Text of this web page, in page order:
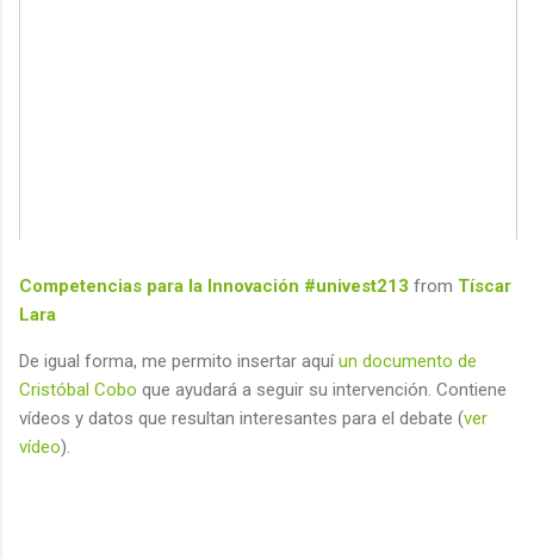
Competencias para la Innovación #univest213 from Tíscar
Lara
De igual forma, me permito insertar aquíun documento de
Cristóbal Cobo que ayudará a seguir su intervención. Contiene
vídeos y datos que resultan interesantes para el debate (ver
vídeo).